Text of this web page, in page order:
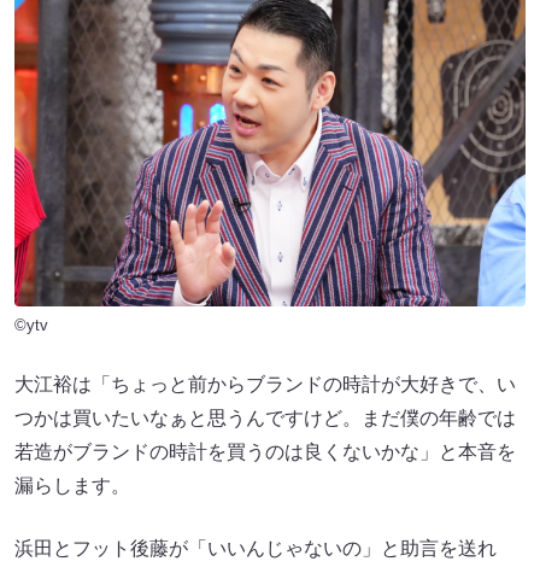
©ytv
大江裕は「ちょっと前からブランドの時計が大好きで、い
つかは買いたいなぁと思うんですけど。まだ僕の年齢では
若造がブランドの時計を買うのは良くないかな」と本音を
漏らします。
浜田とフット後藤が「いいんじゃないの」と助言を送れ